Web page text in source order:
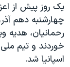
یک روز پیش از
چهارشنبه دهم
رحمانیان، هدیه
اسپانیا شد.